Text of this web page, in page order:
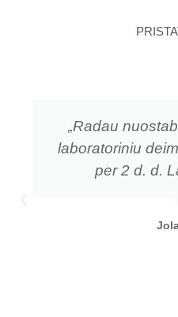
„Radau
laboratoriniu
per 2 d. d.